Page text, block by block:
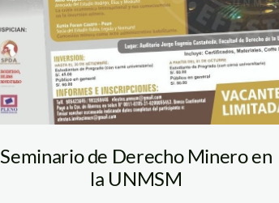
Seminario de Derecho Minero en
la UNMSM